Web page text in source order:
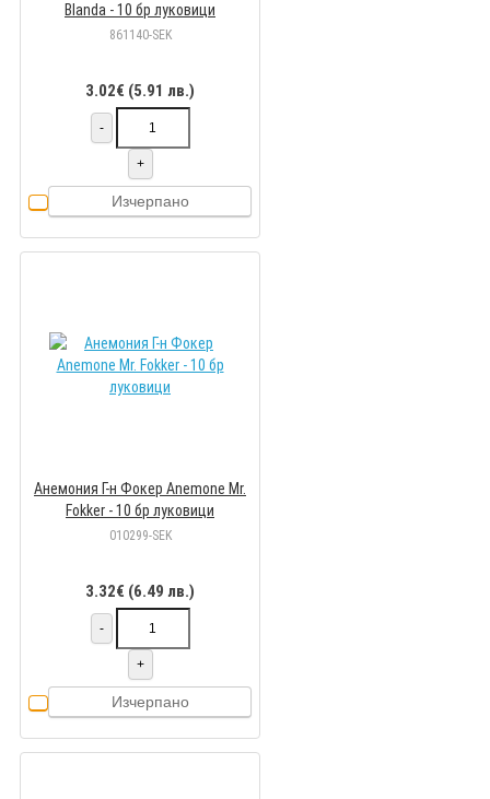
Blanda - 10 бр луковици
861140-SEK
3.02€ (5.91 лв.)
-
+
Изчерпано
Анемония Г-н Фокер Anemone Mr.
Fokker - 10 бр луковици
010299-SEK
3.32€ (6.49 лв.)
-
+
Изчерпано